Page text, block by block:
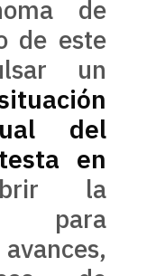
de
de este
un
del
en
la
para